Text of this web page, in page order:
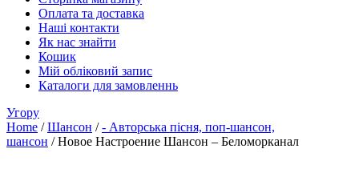
Оплата та доставка
Наші контакти
Як нас знайти
Кошик
Мій обліковий запис
Каталоги для замовленнь
Угору
Home /Шансон /- Авторська пісня, поп-шансон,
шансон / Новое Настроение Шансон – Беломорканал